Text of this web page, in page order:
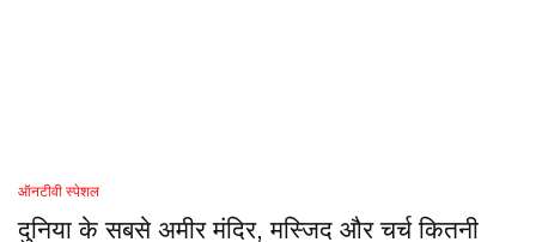
ऑनटीवी स्पेशल
दुनिया के सबसे अमीर मंदिर, मस्जिद और चर्च कितनी